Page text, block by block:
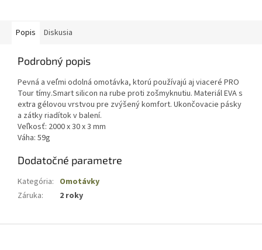
Popis Diskusia
Podrobný popis
Pevná a veľmi odolná omotávka, ktorú používajú aj viaceré PRO
Tour tímy.Smart silicon na rube proti zošmyknutiu. Materiál EVA s
extra gélovou vrstvou pre zvýšený komfort. Ukončovacie pásky
a zátky riadítok v balení.
Veľkosť: 2000 x 30 x 3 mm
Váha: 59g
Dodatočné parametre
Kategória: Omotávky
Záruka: 2 roky